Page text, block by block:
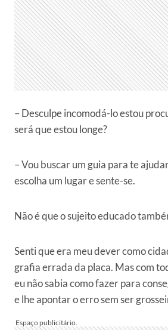
– Desculpe incomodá-lo estou
será que estou longe?
– Vou buscar um guia para te
escolha um lugar e sente-se.
Não é que o sujeito educado
Senti que era meu dever como
grafia errada da placa. Mas com
eu não sabia como fazer para
e lhe apontar o erro sem ser